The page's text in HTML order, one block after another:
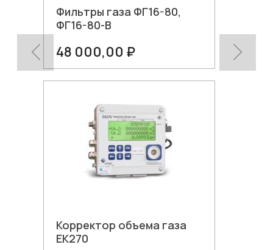
В корзину
Фильтры газа ФГ16-80,
ФГ16-80-В
48 000,00 ₽
Корректор объема газа
ЕК270